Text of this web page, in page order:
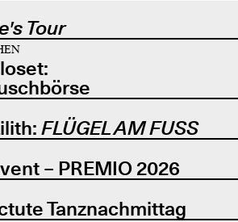
Tour
FLÜGEL AM FUSS
– PREMIO 2026
Tanznachmittag